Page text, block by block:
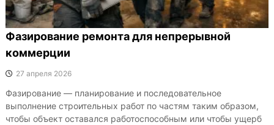
Фазирование ремонта для непрерывной
коммерции
27 апреля 2026
Фазирование — планирование и последовательное
выполнение строительных работ по частям таким образом,
чтобы объект оставался работоспособным или чтобы ущерб